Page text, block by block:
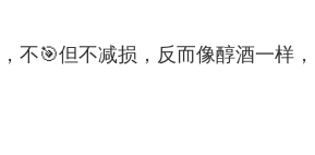
不🎯但不减损，反而像醇酒一样，